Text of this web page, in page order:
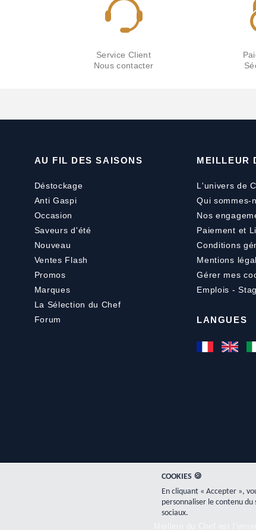
Service Client
Nous contacter
AU FIL DES SAISONS
Déstockage
Anti Gaspi
Occasion
Saveurs d'été
Nouveau
Ventes Flash
Promos
Marques
La Sélection du Chef
Forum
MEILLEUR
L'univers de
Qui sommes-
Nos
Paiement et
Conditions
Mentions
Gérer mes
Emplois -
LANGUES
COOKIES 🍪
En cliquant « Accepter »,
personnaliser le contenu
sociaux.